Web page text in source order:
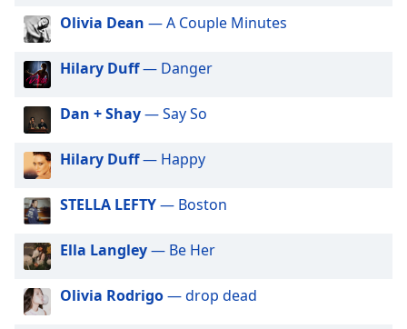
selected
Audio
Track
Picture-
in-
Fullscreen
This
modal
window.
Beginning
Olivia Dean — A Couple Minutes
Hilary Duff— Danger
Dan + Shay— Say So
Hilary Duff— Happy
STELLA LEFTY— Boston
Ella Langley— Be Her
Olivia Rodrigo— drop dead